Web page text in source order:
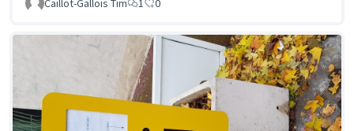
Caillot-Gallois Tim
1 0